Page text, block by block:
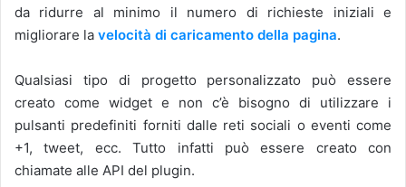
da ridurre al minimo il numero di richieste iniziali e
migliorare la velocità di caricamento della pagina.
Qualsiasi tipo di progetto personalizzato può essere
creato come widget e non c’è bisogno di utilizzare i
pulsanti predefiniti forniti dalle reti sociali o eventi come
+1, tweet, ecc. Tutto infatti può essere creato con
chiamate alle API del plugin.